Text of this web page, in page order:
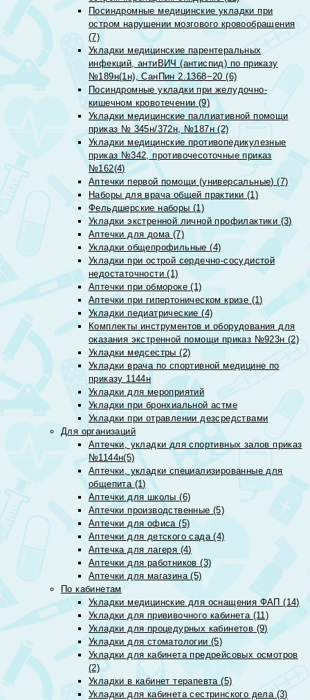
Посиндромные медицинские укладки при
остром нарушении мозгового кровообращения
(7)
Укладки медицинские парентеральных
инфекций, антиВИЧ (антиспид) по приказу
№189н(1н), СанПин 2.1368−20 (6)
Посиндромные укладки при желудочно-
кишечном кровотечении (9)
Укладки медицинские паллиативной помощи
приказ № 345н/372н, №187н (2)
Укладки медицинские противопедикулезные
приказ №342, противочесоточные приказ
№162(4)
Аптечки первой помощи (универсальные) (7)
Наборы для врача общей практики (1)
Фельдшерские наборы (1)
Укладки экстренной личной профилактики (3)
Аптечки для дома (7)
Укладки общепрофильные (4)
Укладки при острой сердечно-сосудистой
недостаточности (1)
Аптечки при обмороке (1)
Аптечки при гипертоническом кризе (1)
Укладки педиатрические (4)
Комплекты инструментов и оборудования для
оказания экстренной помощи приказ №923н (2)
Укладки медсестры (2)
Укладки врача по спортивной медицине по
приказу 1144н
Укладки для мероприятий
Укладки при бронхиальной астме
Укладки при отравлении дезсредствами
Для организаций
Аптечки, укладки для спортивных залов приказ
№1144н(5)
Аптечки, укладки специализированные для
общепита (1)
Аптечки для школы (6)
Аптечки производственные (5)
Аптечки для офиса (5)
Аптечки для детского сада (4)
Аптечка для лагеря (4)
Аптечки для работников (3)
Аптечки для магазина (5)
По кабинетам
Укладки медицинские для оснащения ФАП (14)
Укладки для прививочного кабинета (11)
Укладки для процедурных кабинетов (9)
Укладки для стоматологии (5)
Укладки для кабинета предрейсовых осмотров
(2)
Укладки в кабинет терапевта (5)
Укладки для кабинета сестринского дела (3)